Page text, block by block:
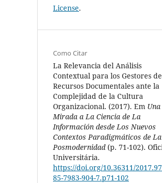
License.
Como Citar
La Relevancia del Análisis
Contextual para los Gestores de
Recursos Documentales ante la
Complejidad de la Cultura
Organizacional. (2017). Em Una
Mirada a La Ciencia de La
Información desde Los Nuevos
Contextos Paradigmáticos de La
Posmodernidad (p. 71-102).
Universitária.
https://doi.org/10.36311/
85-7983-904-7.p71-102